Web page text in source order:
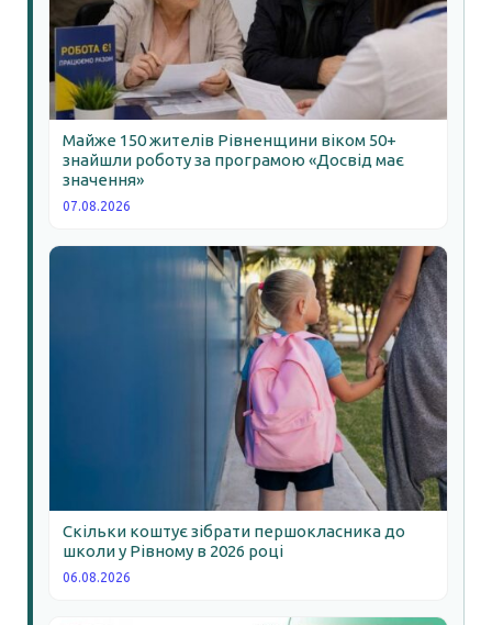
Майже 150 жителів Рівненщини віком 50+
знайшли роботу за програмою «Досвід має
значення»
07.08.2026
Скільки коштує зібрати першокласника до
школи у Рівному в 2026 році
06.08.2026